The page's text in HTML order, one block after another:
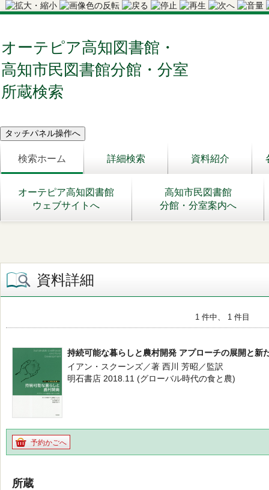
オーテピア高知図書館・
高知市民図書館分館・分室
所蔵検索
検索ホーム 詳細検索 資料紹介
オーテピア高知図書館
ウェブサイトへ
高知市民図書館
分館・分室案内へ
資料詳細
1 件中、 1 件目
持続可能な暮らしと農村開発 アプローチの展開と新
イアン・スクーンズ／著 西川 芳昭／監訳
明石書店 2018.11 (グローバル時代の食と農)
予約かごへ
所蔵